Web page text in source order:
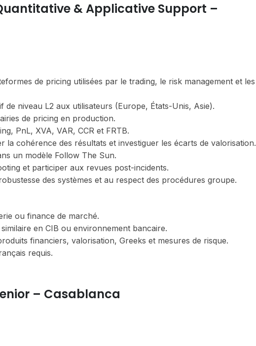
& Applicative Support –
de pricing utilisées par le trading, le risk management et les
niveau L2 aux utilisateurs (Europe, États-Unis, Asie).
de pricing en production.
PnL, XVA, VAR, CCR et FRTB.
cohérence des résultats et investiguer les écarts de valorisation.
un modèle Follow The Sun.
et participer aux revues post-incidents.
des systèmes et au respect des procédures groupe.
ou finance de marché.
en CIB ou environnement bancaire.
financiers, valorisation, Greeks et mesures de risque.
requis.
– Casablanca